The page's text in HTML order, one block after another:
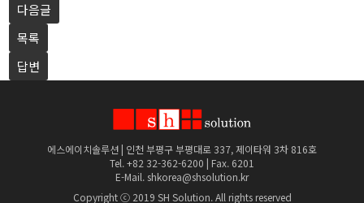
다음글
목록
답변
에스에이치솔루션 | 인천 부평구 부평대로 337, 제이타워 3차 816호
Tel. +82 32-362-6200 | Fax. 6201
E-Mail. shkorea@shsolution.kr
Copyright ⓒ 2019 SH Solution. All rights reserved